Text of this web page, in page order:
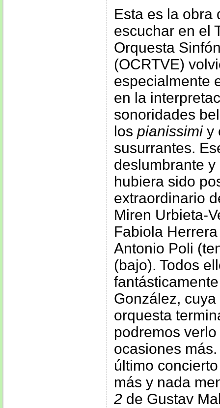
Esta es la obra
escuchar en el
Orquesta
(OCRTVE)
especialmente
en la
sonoridades
los pianissimiy
susurrantes.
deslumbrante
hubiera sido
extraordinario
Miren Urbieta-
Fabiola
Antonio Poli
(bajo). Todos
González,
orquesta
podremos
ocasiones
último
más y nada
2de Gustav